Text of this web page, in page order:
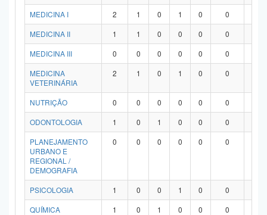
MEDICINA I
2 1 0 1 0 0
MEDICINA II
1 1 0 0 0 0
MEDICINA III
0 0 0 0 0 0
MEDICINA
VETERINÁRIA
2 1 0 1 0 0
NUTRIÇÃO 0 0 0 0 0 0
ODONTOLOGIA
1 0 1 0 0 0
PLANEJAMENTO
URBANO E
REGIONAL /
DEMOGRAFIA
0 0 0 0 0 0
PSICOLOGIA 1 0 0 1 0 0
QUÍMICA
1 0 1 0 0 0